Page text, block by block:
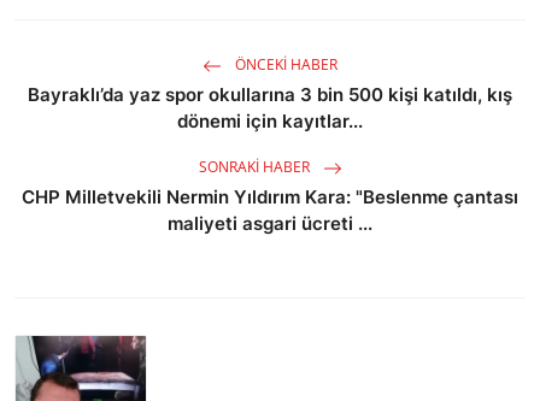
ÖNCEKI HABER
Bayraklı’da yaz spor okullarına 3 bin 500 kişi katıldı, kış
dönemi için kayıtlar...
SONRAKI HABER
CHP Milletvekili Nermin Yıldırım Kara: "Beslenme çantası
maliyeti asgari ücreti ...